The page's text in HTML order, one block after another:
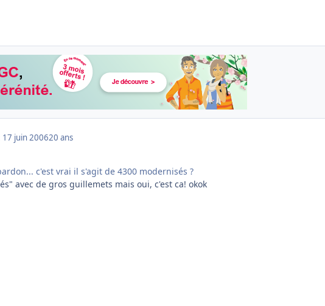
17 juin 200620 ans
c'est vrai il s'agit de 4300 modernisés ?
avec de gros guillemets mais oui, c'est ca! okok